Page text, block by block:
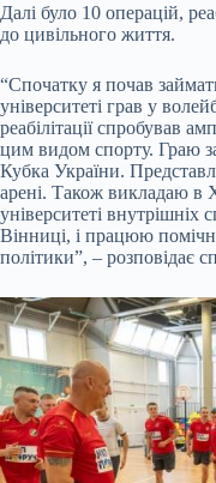
Далі було 10 операцій,
до цивільного життя.
“Спочатку я почав
університеті грав у
реабілітації спробував
цим видом спорту. Граю
Кубка України.
арені. Також викладаю в
університеті внутрішніх
Вінниці, і працюю
політики”, – розповідає